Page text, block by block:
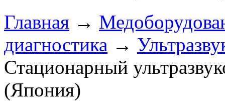
Главная →
диагностика →
Стационарный
(Япония)